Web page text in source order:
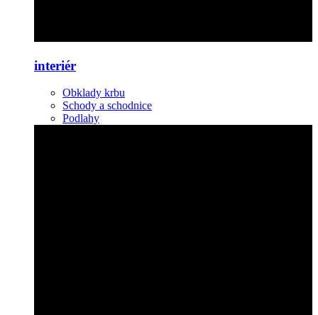
interiér
Obklady krbu
Schody a schodnice
Podlahy